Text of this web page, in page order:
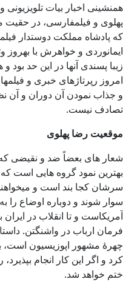
همنشینی اخبار بیات
پهلوی و فیلمفارسی، در حقیت
که پادشاه مملکت دوستدار
ایمانوردی و خواهرش با
زیبا پسندی آنها در این حد بود
امروز رپرتاژهای خبری و
و جذاب نمودن آن دوران و آن
تصادف نیست.
موقعیت رضا پهلوی
شعار های بعضاً ضد و نقیضی که
بهترین نمود گروه هایی است
سرشان کجا بند است و
سوار شوند و دوباره اوضاع را
آمریکاست و تا انقلاب در ایران
فرمان ارباب در واشنگتن.
چهرۀ مشهور اپوزیسیون است،
کرد و اگر این کار انجام
ختم خواهد شد.